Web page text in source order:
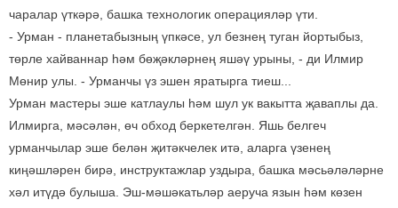
чаралар үткәрә, башка технологик операцияләр үти.
- Урман - планетабызның үпкәсе, ул безнең туган йортыбыз,
төрле хайваннар һәм бөҗәкләрнең яшәү урыны, - ди Илмир
Мөнир улы. - Урманчы үз эшен яратырга тиеш...
Урман мастеры эше катлаулы һәм шул ук вакытта җаваплы да.
Илмирга, мәсәлән, өч обход беркетелгән. Яшь белгеч
урманчылар эше белән җитәкчелек итә, аларга үзенең
киңәшләрен бирә, инструктажлар уздыра, башка мәсьәләләрне
хәл итүдә булыша. Эш-мәшәкатьләр аеруча язын һәм көзен